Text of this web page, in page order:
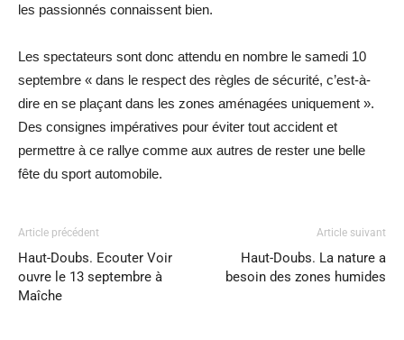
les passionnés connaissent bien.
Les spectateurs sont donc attendu en nombre le samedi 10
septembre « dans le respect des règles de sécurité, c’est-à-
dire en se plaçant dans les zones aménagées uniquement ».
Des consignes impératives pour éviter tout accident et
permettre à ce rallye comme aux autres de rester une belle
fête du sport automobile.
Article précédent
Haut-Doubs. Ecouter Voir
ouvre le 13 septembre à
Maîche
Article suivant
Haut-Doubs. La nature a
besoin des zones humides